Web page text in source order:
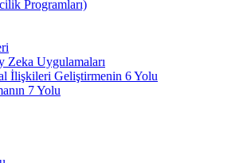
Programları)
Zeka Uygulamaları
İlişkileri Geliştirmenin 6 Yolu
7 Yolu